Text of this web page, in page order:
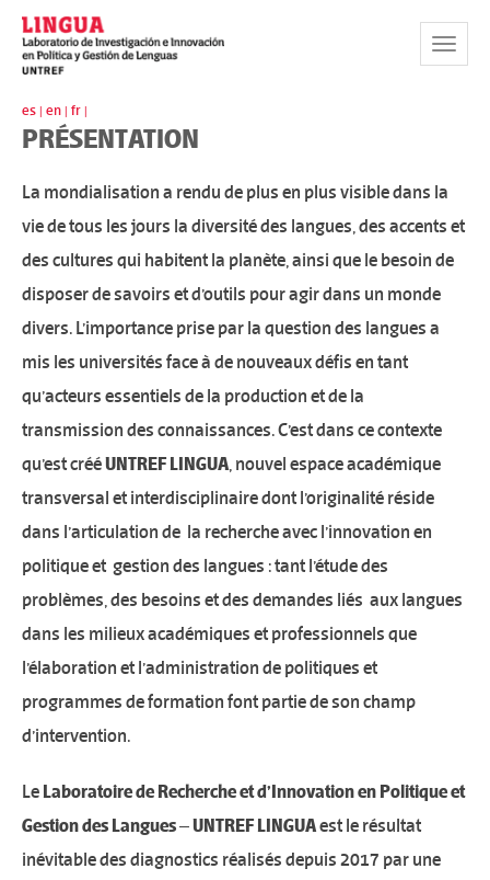
Toggle
es | en | fr |
PRÉSENTATION
La mondialisation a rendu de plus en plus visible dans la
vie de tous les jours la diversité des langues, des accents et
des cultures qui habitent la planète, ainsi que le besoin de
disposer de savoirs et d’outils pour agir dans un monde
divers. L’importance prise par la question des langues a
mis les universités face à de nouveaux défis en tant
qu’acteurs essentiels de la production et de la
transmission des connaissances. C’est dans ce contexte
qu’est crééUNTREF LINGUA, nouvel espace académique
transversal et interdisciplinaire dont l’originalité réside
dans l’articulation de la recherche avec l’innovation en
politique et gestion des langues : tant l’étude des
problèmes, des besoins et des demandes liés aux langues
dans les milieux académiques et professionnels que
l’élaboration et l’administration de politiques et
programmes de formation font partie de son champ
d’intervention.
LeLaboratoire de Recherche et d’Innovation en Politique et
Gestion des Langues – UNTREF LINGUAest le résultat
inévitable des diagnostics réalisés depuis 2017 par une